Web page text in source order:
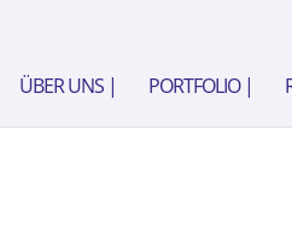
ÜBER UNS | PORTFOLIO |